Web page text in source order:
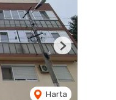
Harta
Next